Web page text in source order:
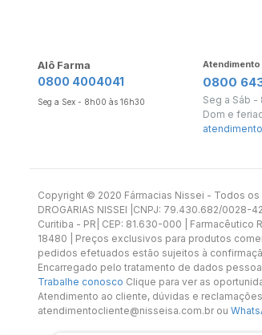
Alô Farma
0800 4004041
Seg a Sex - 8h00 às 16h30
0800
Seg a Sáb -
Dom e
Copyright ©️ 2020 Fármacias Nissei - Todos os
DROGARIAS NISSEI |CNPJ: 79.430.682/0028-
Curitiba - PR| CEP: 81.630-000 | Farmacêutico
18480 | Preços exclusivos para produtos
pedidos efetuados estão sujeitos à
Encarregado pelo tratamento de dados
Trabalhe conosco Clique para ver as
Atendimento ao cliente, dúvidas e
atendimentocliente@nisseisa.com.br ou